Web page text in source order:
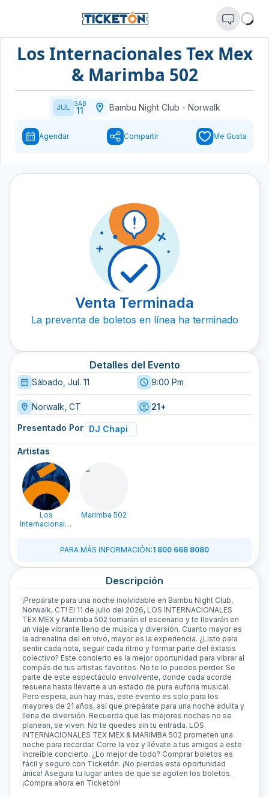
Los Internacionales Tex Mex
& Marimba 502
JUL SÁB
11 Bambu Night Club - Norwalk
Agendar Compartir Me Gusta
Venta Terminada
La preventa de boletos en línea ha terminado
Detalles del Evento
Sábado, Jul. 11 9:00 Pm
Norwalk, CT 21+
Presentado Por DJ Chapi
Artistas
Los
Internacionales
Marimba 502
PARA MÁS INFORMACIÓN:1 800 668 8080
Descripción
¡Prepárate para una noche inolvidable en Bambu Night Club,
Norwalk, CT! El 11 de julio del 2026, LOS INTERNACIONALES
TEX MEX y Marimba 502 tomarán el escenario y te llevarán en
un viaje vibrante lleno de música y diversión. Cuanto mayor es
la adrenalina del en vivo, mayor es la experiencia. ¿Listo para
sentir cada nota, seguir cada ritmo y formar parte del éxtasis
colectivo? Este concierto es la mejor oportunidad para vibrar al
compás de tus artistas favoritos. No te lo puedes perder. Se
parte de este espectáculo envolvente, donde cada acorde
resuena hasta llevarte a un estado de pura euforia musical.
Pero espera, aún hay más, este evento es solo para los
mayores de 21 años, así que prepárate para una noche adulta y
llena de diversión. Recuerda que las mejores noches no se
planean, se viven. No te quedes sin tu entrada. LOS
INTERNACIONALES TEX MEX & MARIMBA 502 prometen una
noche para recordar. Corre la voz y llévate a tus amigos a este
increíble concierto. ¿Lo mejor de todo? Comprar boletos es
fácil y seguro con Ticketón. ¡No pierdas esta oportunidad
única! Asegura tu lugar antes de que se agoten los boletos.
¡Compra ahora en Ticketón!